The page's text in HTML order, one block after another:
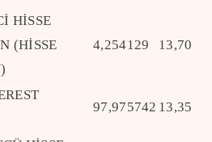
HİSSE
(HİSSE
4,254129 13,70
97,975742 13,35